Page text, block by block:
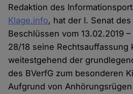
Redaktion des
Klage.info, hat der I. Senat
Beschlüssen vom 13.02.2019
28/18 seine Rechtsauffassung
weitestgehend der
des BVerfG zum besonderen
Aufgrund von